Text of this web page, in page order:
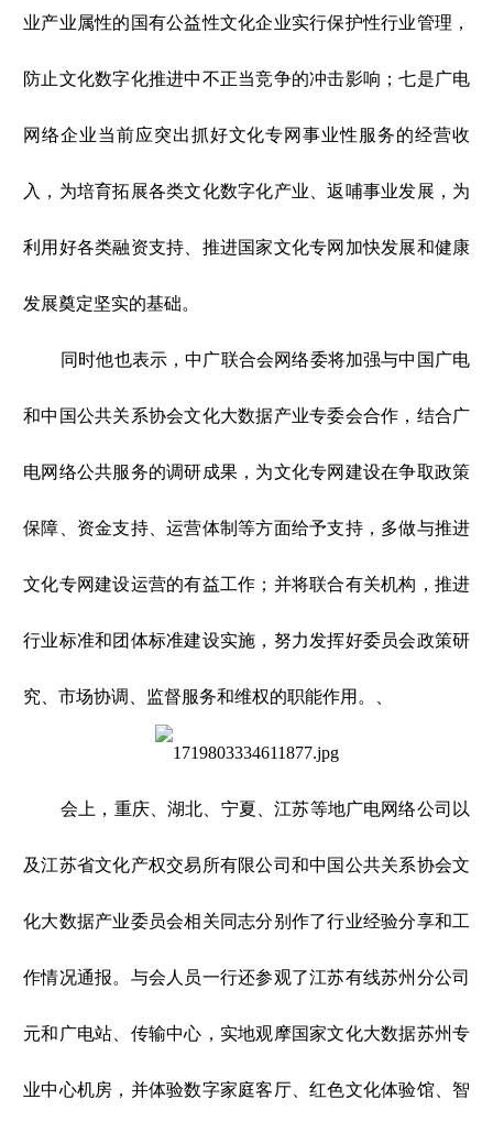
业产业属性的国有公益性文化企业实行保护性行业管理，
防止文化数字化推进中不正当竞争的冲击影响；七是广电
网络企业当前应突出抓好文化专网事业性服务的经营收
入，为培育拓展各类文化数字化产业、返哺事业发展，为
利用好各类融资支持、推进国家文化专网加快发展和健康
发展奠定坚实的基础。
同时他也表示，中广联合会网络委将加强与中国广电
和中国公共关系协会文化大数据产业专委会合作，结合广
电网络公共服务的调研成果，为文化专网建设在争取政策
保障、资金支持、运营体制等方面给予支持，多做与推进
文化专网建设运营的有益工作；并将联合有关机构，推进
行业标准和团体标准建设实施，努力发挥好委员会政策研
究、市场协调、监督服务和维权的职能作用。、
会上，重庆、湖北、宁夏、江苏等地广电网络公司以
及江苏省文化产权交易所有限公司和中国公共关系协会文
化大数据产业委员会相关同志分别作了行业经验分享和工
作情况通报。与会人员一行还参观了江苏有线苏州分公司
元和广电站、传输中心，实地观摩国家文化大数据苏州专
业中心机房，并体验数字家庭客厅、红色文化体验馆、智